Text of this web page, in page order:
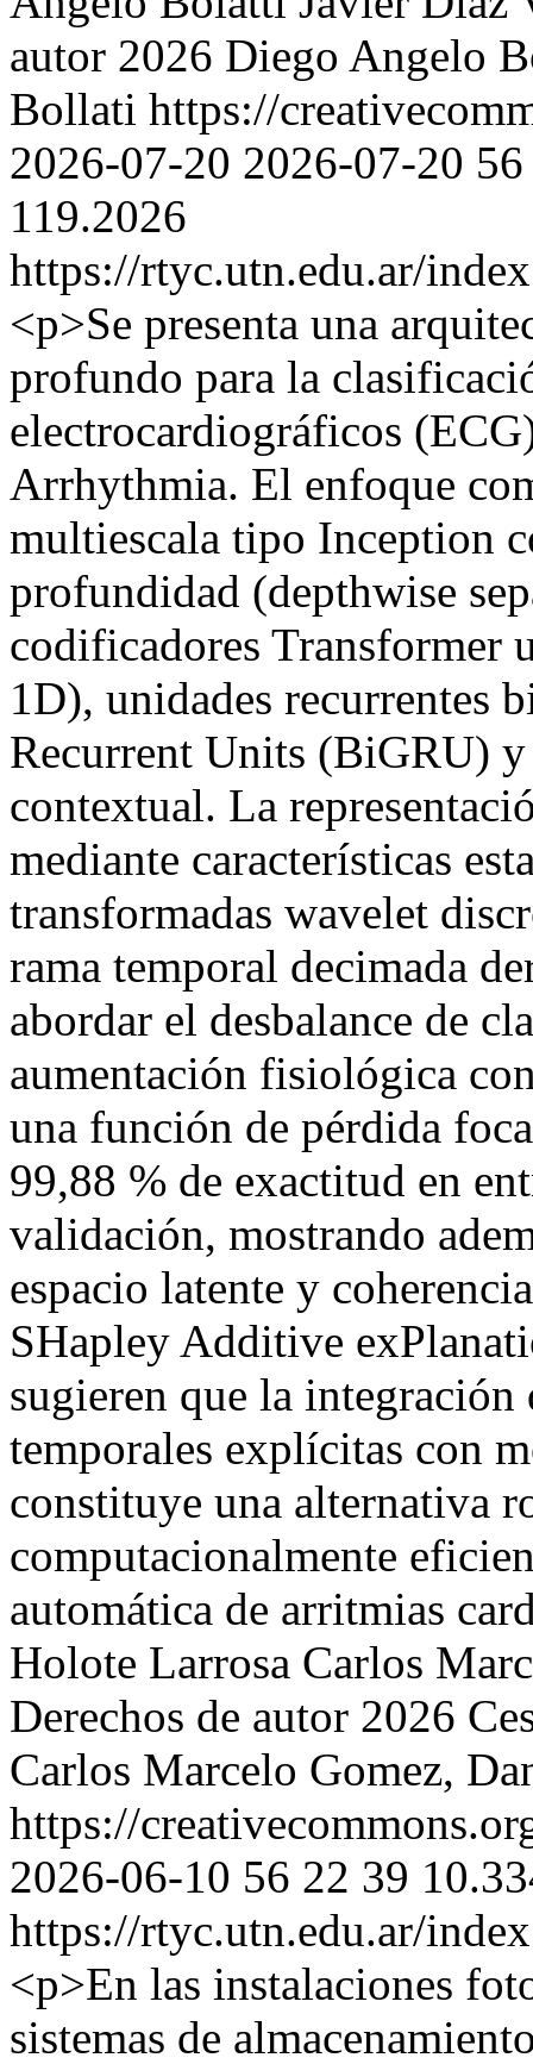
autor 2026 Diego Angelo
Bollati https://
2026-07-20 2026-07-20 56
119.2026
https://rtyc.utn.edu.ar/
<p>Se presenta una
profundo para la
electrocardiográficos
Arrhythmia. El enfoque
multiescala tipo Inception
profundidad (depthwise
codificadores Transformer
1D), unidades recurrentes
Recurrent Units (BiGRU) y
contextual. La
mediante características
transformadas wavelet
rama temporal decimada
abordar el desbalance de
aumentación fisiológica
una función de pérdida
99,88 % de exactitud en
validación, mostrando
espacio latente y
SHapley Additive
sugieren que la integración
temporales explícitas con
constituye una alternativa
computacionalmente
automática de arritmias
Holote Larrosa Carlos
Derechos de autor 2026
Carlos Marcelo Gomez,
https://
2026-06-10 56 22 39
https://rtyc.utn.edu.ar/
<p>En las instalaciones
sistemas de